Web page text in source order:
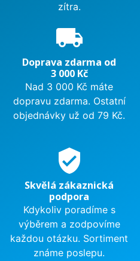
zítra.
local_shipping
Doprava zdarma od
3 000 Kč
Nad 3 000 Kč máte
dopravu zdarma. Ostatní
objednávky už od 79 Kč.
verified_user
Skvělá zákaznická
podpora
Kdykoliv poradíme s
výběrem a zodpovíme
každou otázku. Sortiment
známe poslepu.